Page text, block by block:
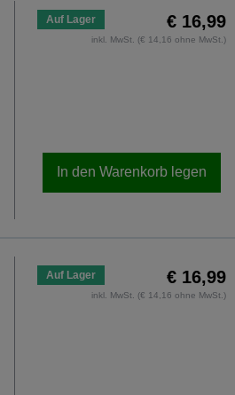
Auf Lager € 16,99
inkl. MwSt. (€ 14,16 ohne MwSt.)
In den Warenkorb legen
Auf Lager € 16,99
inkl. MwSt. (€ 14,16 ohne MwSt.)